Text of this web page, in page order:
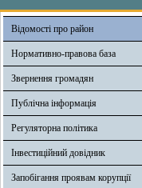
Відомості про район
Нормативно-правова база
Звернення громадян
Публічна інформація
Регуляторна політика
Інвестиційний довідник
Запобігання проявам корупції